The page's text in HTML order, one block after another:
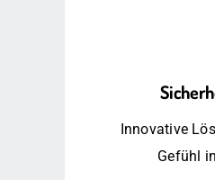
Innovative
Gefühl